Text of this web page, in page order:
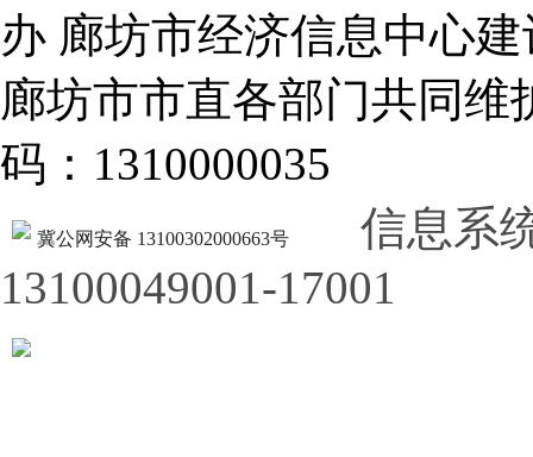
办 廊坊市经济信息中心建
廊坊市市直各部门共同
码：1310000035
冀公网安备 13100302000663号
信息系
13100049001-17001